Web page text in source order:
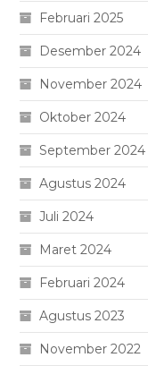
Februari 2025
Desember 2024
November 2024
Oktober 2024
September 2024
Agustus 2024
Juli 2024
Maret 2024
Februari 2024
Agustus 2023
November 2022